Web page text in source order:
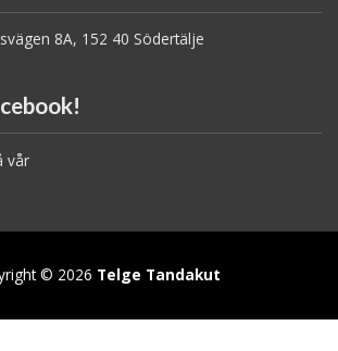
8A, 152 40 Södertälje
vår
© 2026 Telge Tandakut